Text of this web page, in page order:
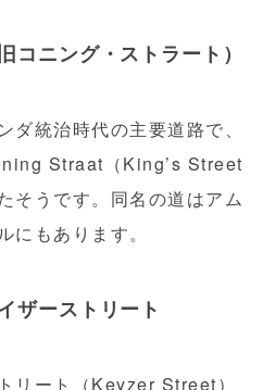
コニング・ストラート）
ダ統治時代の主要道路で、
Straat（King’s Street
そうです。同名の道はアム
にもあります。
ザーストリート
リート（Keyzer Street）